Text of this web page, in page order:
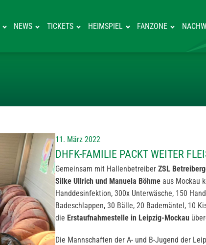
NEWS TICKETS HEIMSPIEL FANZONE
11. März 2022
DHFK-FAMILIE PACKT WEITER
Gemeinsam mit Hallenbetreiber ZSL
Silke Ullrich und Manuela Böhme aus Mockau
Handdesinfektion, 300x Unterwäsche, 150
Badeschlappen, 30 Bälle, 20 Bademäntel, 10
die Erstaufnahmestelle in Leipzig-Mockau
Die Mannschaften der A- und B-Jugend der